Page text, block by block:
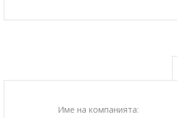
Име на компанията: